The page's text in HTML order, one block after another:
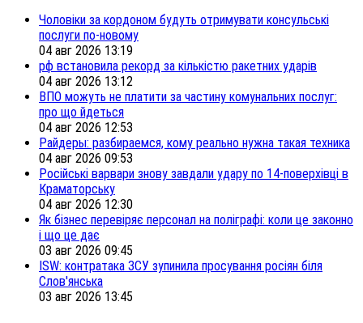
Чоловіки за кордоном будуть отримувати консульські
послуги по-новому
04 авг 2026 13:19
рф встановила рекорд за кількістю ракетних ударів
04 авг 2026 13:12
ВПО можуть не платити за частину комунальних послуг:
про що йдеться
04 авг 2026 12:53
Райдеры: разбираемся, кому реально нужна такая техника
04 авг 2026 09:53
Російські варвари знову завдали удару по 14-поверхівці в
Краматорську
04 авг 2026 12:30
Як бізнес перевіряє персонал на поліграфі: коли це законно
і що це дає
03 авг 2026 09:45
ISW: контратака ЗСУ зупинила просування росіян біля
Слов'янська
03 авг 2026 13:45